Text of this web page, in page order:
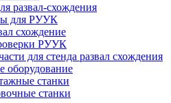
развал-схождения
для РУУК
схождение
РУУК
для стенда развал схождения
станки
станки